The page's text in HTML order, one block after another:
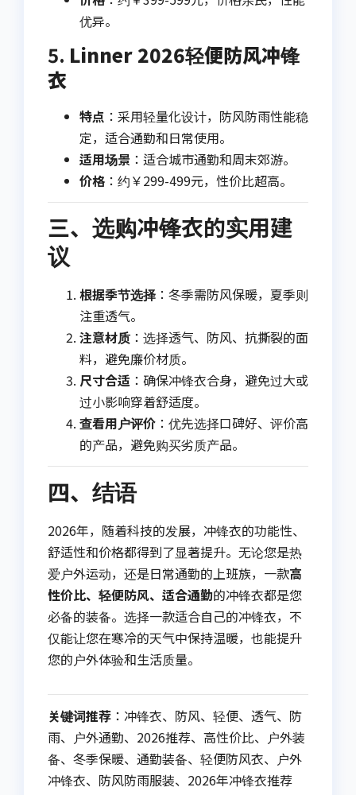
优异。
5. Linner 2026轻便防风冲锋
衣
特点 ：采用轻量化设计，防风防雨性能稳
定，适合通勤和日常使用。
适用场景 ：适合城市通勤和周末郊游。
价格 ：约￥299-499元，性价比超高。
三、选购冲锋衣的实用建
议
根据季节选择 ：冬季需防风保暖，夏季则
注重透气。
注意材质 ：选择透气、防风、抗撕裂的面
料，避免廉价材质。
尺寸合适 ：确保冲锋衣合身，避免过大或
过小影响穿着舒适度。
查看用户评价 ：优先选择口碑好、评价高
的产品，避免购买劣质产品。
四、结语
2026年，随着科技的发展，冲锋衣的功能性、
舒适性和价格都得到了显著提升。无论您是热
爱户外运动，还是日常通勤的上班族，一款高
性价比、轻便防风、适合通勤的冲锋衣都是您
必备的装备。选择一款适合自己的冲锋衣，不
仅能让您在寒冷的天气中保持温暖，也能提升
您的户外体验和生活质量。
关键词推荐 ：冲锋衣、防风、轻便、透气、防
雨、户外通勤、2026推荐、高性价比、户外装
备、冬季保暖、通勤装备、轻便防风衣、户外
冲锋衣、防风防雨服装、2026年冲锋衣推荐